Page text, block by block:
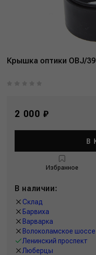
Крышка оптики OBJ/
2 000 ₽
В
Избранное
В наличии:
Склад
Барвиха
Варварка
Волоколамское шоссе
Ленинский проспект
Люберцы